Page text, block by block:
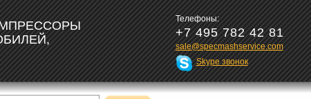
Телефоны:
+7 495 782 42 81
sale@specmashservice.com
Skype звонок